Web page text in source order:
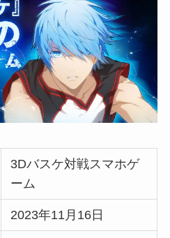
3Dバスケ対戦スマホゲ
ーム
2023年11月16日